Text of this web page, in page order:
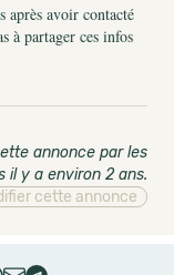
après avoir contacté
à partager ces infos
annonce par les
il y a environ 2 ans.
cette annonce